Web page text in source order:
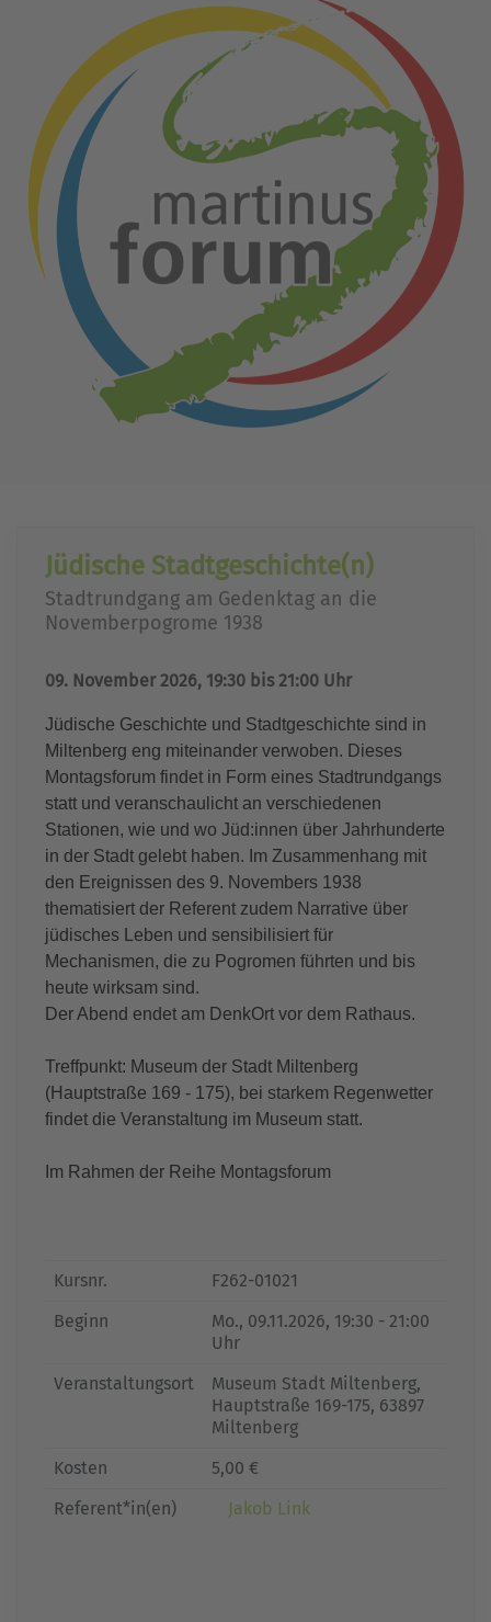
Jüdische Stadtgeschichte(n)
Stadtrundgang am Gedenktag an die
Novemberpogrome 1938
09. November 2026, 19:30 bis 21:00 Uhr
Jüdische Geschichte und Stadtgeschichte sind in
Miltenberg eng miteinander verwoben. Dieses
Montagsforum findet in Form eines Stadtrundgangs
statt und veranschaulicht an verschiedenen
Stationen, wie und wo Jüd:innen über Jahrhunderte
in der Stadt gelebt haben. Im Zusammenhang mit
den Ereignissen des 9. Novembers 1938
thematisiert der Referent zudem Narrative über
jüdisches Leben und sensibilisiert für
Mechanismen, die zu Pogromen führten und bis
heute wirksam sind.
Der Abend endet am DenkOrt vor dem Rathaus.
Treffpunkt: Museum der Stadt Miltenberg
(Hauptstraße 169 - 175), bei starkem Regenwetter
findet die Veranstaltung im Museum statt.
Im Rahmen der Reihe Montagsforum
Kursnr.
F262-01021
Beginn
Mo., 09.11.2026, 19:30 - 21:00
Uhr
Veranstaltungsort
Museum Stadt Miltenberg,
Hauptstraße 169-175, 63897
Miltenberg
Kosten
5,00 €
Referent*in(en)
Jakob Link